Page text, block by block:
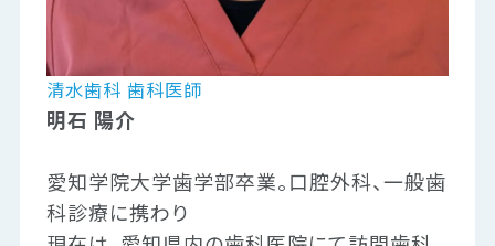
清水歯科 歯科医師
明石 陽介
愛知学院大学歯学部卒業。口腔外科、一般歯
科診療に携わり